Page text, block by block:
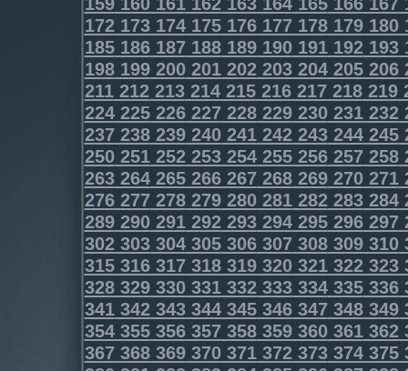
172173174175176177178179180
185186187188189190191192193
198199200201202203204205206
211212213214215216217218219
224225226227228229230231232
237238239240241242243244245
250251252253254255256257258
263264265266267268269270271
276277278279280281282283284
289290291292293294295296297
302303304305306307308309310
315316317318319320321322323
328329330331332333334335336
341342343344345346347348349
354355356357358359360361362
367368369370371372373374375